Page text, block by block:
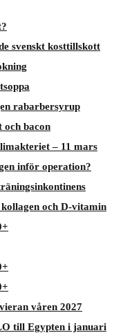
svenskt kosttillskott
rabarbersyrup
och bacon
– 11 mars
inför operation?
och D-vitamin
våren 2027
till Egypten i januari